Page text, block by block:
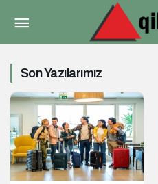
Son Yazılarımız